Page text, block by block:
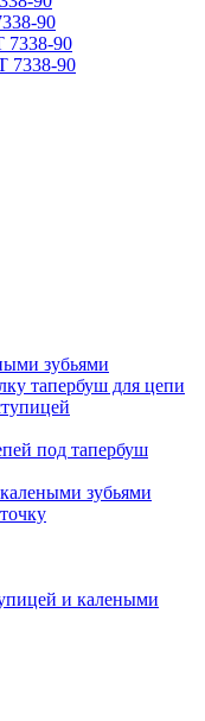
90
90
7338-90
зубьями
тапербуш для цепи
под тапербуш
зубьями
и калеными